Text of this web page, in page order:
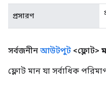
প্রসারণ
সর্বজনীন আউটপুট <ফ্লোট>
ফ্লোট মান যা সর্বাধিক